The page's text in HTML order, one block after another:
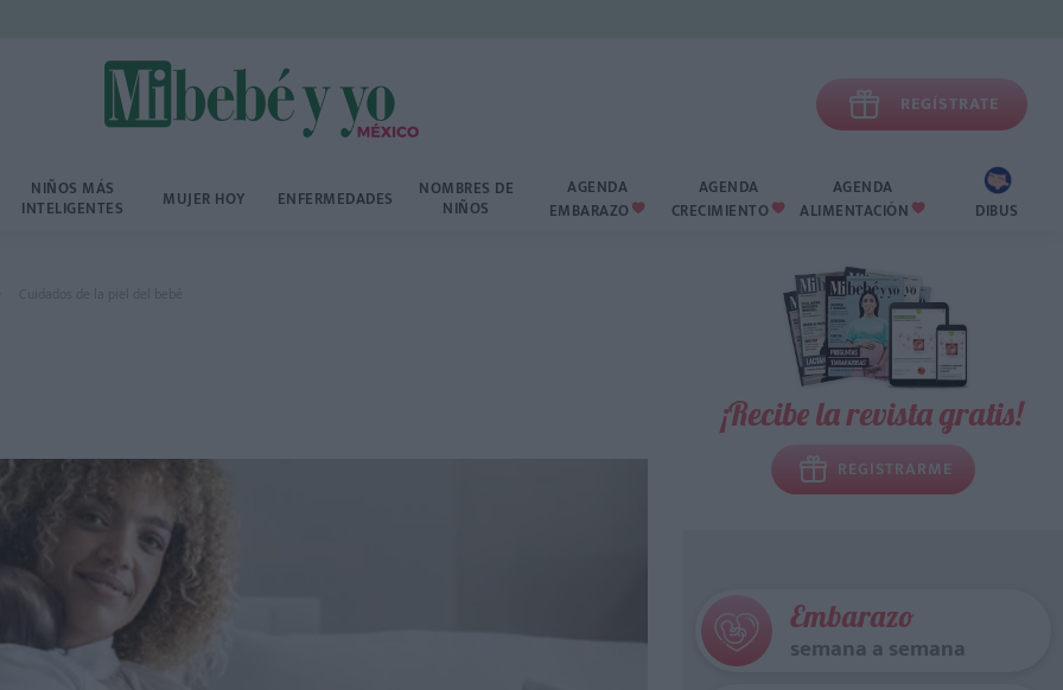
 REGÍSTRATE
NIÑOS MÁS
INTELIGENTES MUJER HOY ENFERMEDADES NOMBRES DE
NIÑOS
AGENDA
EMBARAZO 
AGENDA
CRECIMIENTO 
AGENDA
ALIMENTACIÓN  DIBUS
¡Recibe la revista gratis!
REGISTRARME
Embarazo
semana a semana